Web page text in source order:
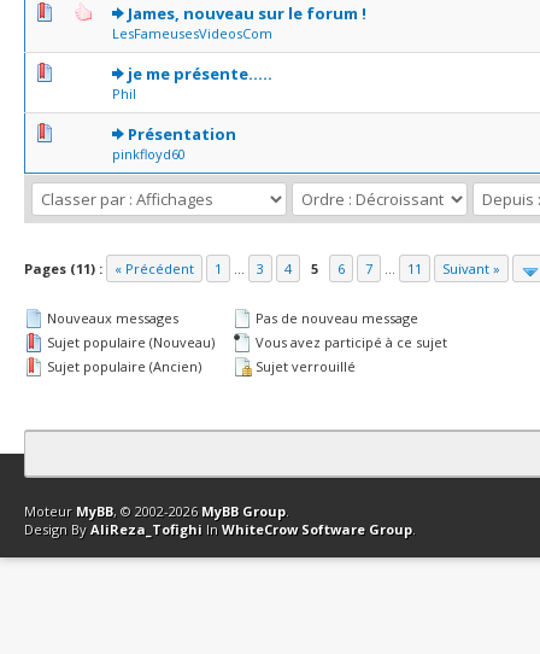
James, nouveau sur le forum !
LesFameusesVideosCom
0 Votes - 0 sur 5 en moyenne
123 45
je me présente.....
Phil
0 Votes - 0 sur 5 en moyenne
12 345
Présentation
pinkfloyd60
0 Votes - 0 sur 5 en moyenne
12345
Pages (11) : « Précédent 1 ... 3 4 5 6 7 ... 11 Suivant »
Nouveaux messages
Sujet populaire (Nouveau)
Sujet populaire (Ancien)
Pas de nouveau message
Vous avez participé à ce sujet
Sujet verrouillé
Contact Club Affiliation Retourner en haut Version bas-débit
Moteur MyBB, © 2002-2026 MyBB Group.
Design By AliReza_Tofighi In WhiteCrow Software Group.